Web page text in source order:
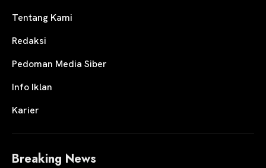
Tentang Kami
Redaksi
Pedoman Media Siber
Info Iklan
Karier
Breaking News